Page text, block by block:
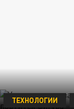
ТЕХНОЛОГИИ